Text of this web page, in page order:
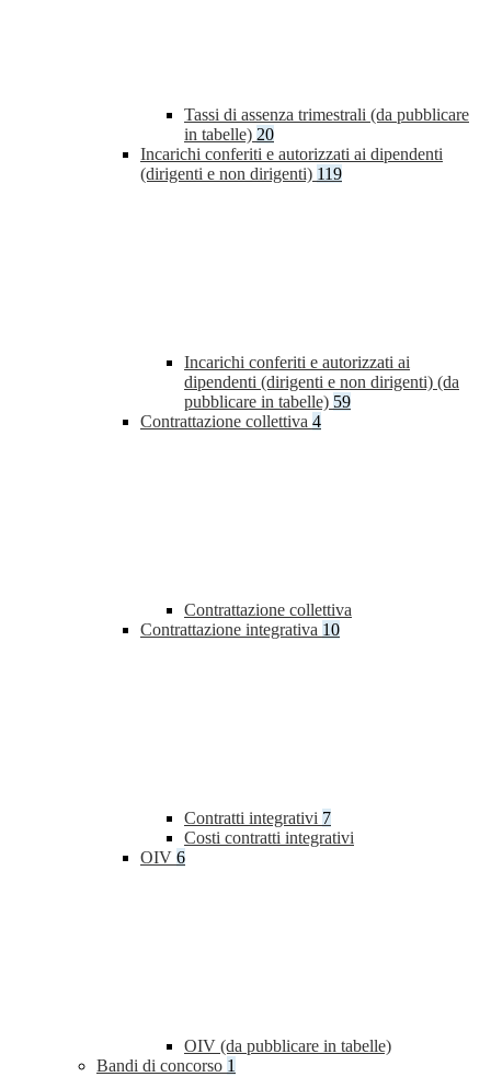
Tassi di assenza trimestrali (da pubblicare
in tabelle) 20
Incarichi conferiti e autorizzati ai dipendenti
(dirigenti e non dirigenti) 119
Incarichi conferiti e autorizzati ai
dipendenti (dirigenti e non dirigenti) (da
pubblicare in tabelle) 59
Contrattazione collettiva 4
Contrattazione collettiva
Contrattazione integrativa 10
Contratti integrativi 7
Costi contratti integrativi
OIV 6
OIV (da pubblicare in tabelle)
Bandi di concorso 1